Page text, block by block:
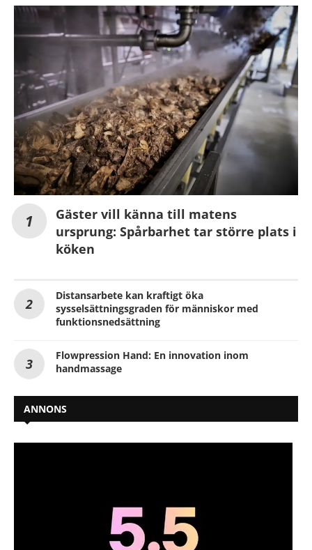
Gäster vill känna till matens
ursprung: Spårbarhet tar större plats i
köken
Distansarbete kan kraftigt öka
sysselsättningsgraden för människor med
funktionsnedsättning
Flowpression Hand: En innovation inom
handmassage
ANNONS